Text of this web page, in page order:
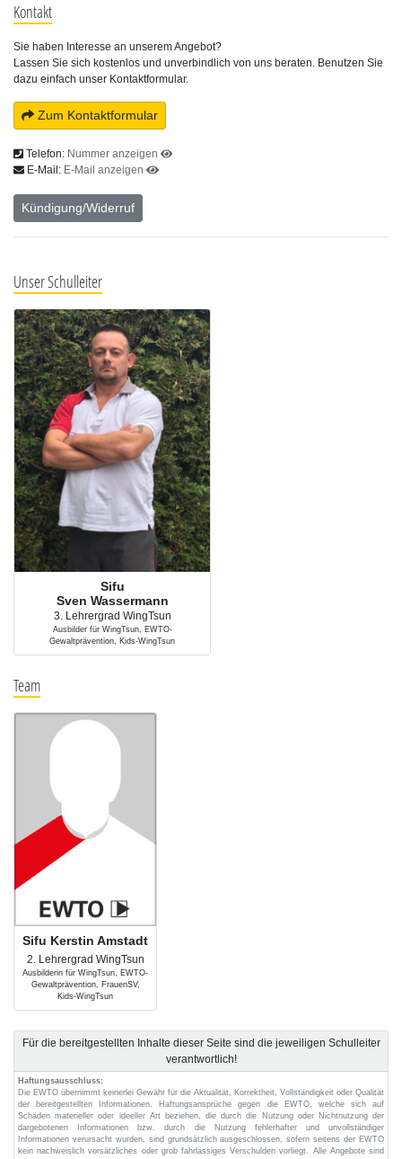
Kontakt
Sie haben Interesse an unserem Angebot?
Lassen Sie sich kostenlos und unverbindlich von uns beraten. Benutzen Sie
dazu einfach unser Kontaktformular.
Zum Kontaktformular
Telefon: Nummer anzeigen
E-Mail: E-Mail anzeigen
Kündigung/Widerruf
Unser Schulleiter
Sifu
Sven Wassermann
3. Lehrergrad WingTsun
Ausbilder für WingTsun, EWTO-
Gewaltprävention, Kids-WingTsun
Team
Sifu Kerstin Amstadt
2. Lehrergrad WingTsun
Ausbilderin für WingTsun, EWTO-
Gewaltprävention, FrauenSV,
Kids-WingTsun
Für die bereitgestellten Inhalte dieser Seite sind die jeweiligen Schulleiter
verantwortlich!
Haftungsausschluss:
Die EWTO übernimmt keinerlei Gewähr für die Aktualität, Korrektheit, Vollständigkeit oder Qualität
der bereitgestellten Informationen. Haftungsansprüche gegen die EWTO, welche sich auf
Schäden materieller oder ideeller Art beziehen, die durch die Nutzung oder Nichtnutzung der
dargebotenen Informationen bzw. durch die Nutzung fehlerhafter und unvollständiger
Informationen verursacht wurden, sind grundsätzlich ausgeschlossen, sofern seitens der EWTO
kein nachweislich vorsätzliches oder grob fahrlässiges Verschulden vorliegt. Alle Angebote sind